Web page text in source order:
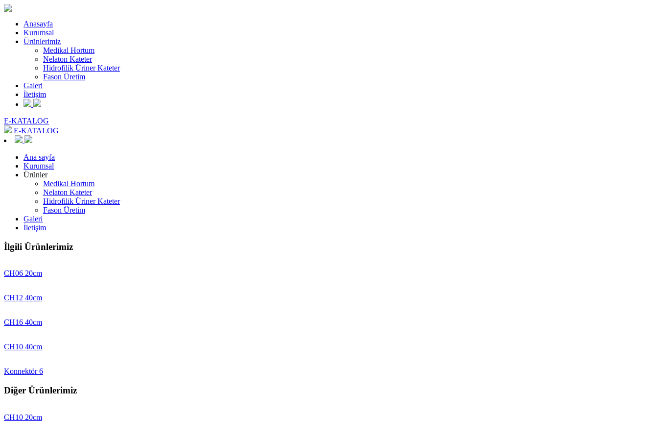
Anasayfa
Kurumsal
Ürünlerimiz
Medikal Hortum
Nelaton Kateter
Hidrofilik Üriner Kateter
Fason Üretim
Galeri
İletişim
E-KATALOG
E-KATALOG
Ana sayfa
Kurumsal
Ürünler
Medikal Hortum
Nelaton Kateter
Hidrofilik Üriner Kateter
Fason Üretim
Galeri
İletişim
İlgili Ürünlerimiz
CH06 20cm
CH12 40cm
CH16 40cm
CH10 40cm
Konnektör 6
Diğer Ürünlerimiz
CH10 20cm